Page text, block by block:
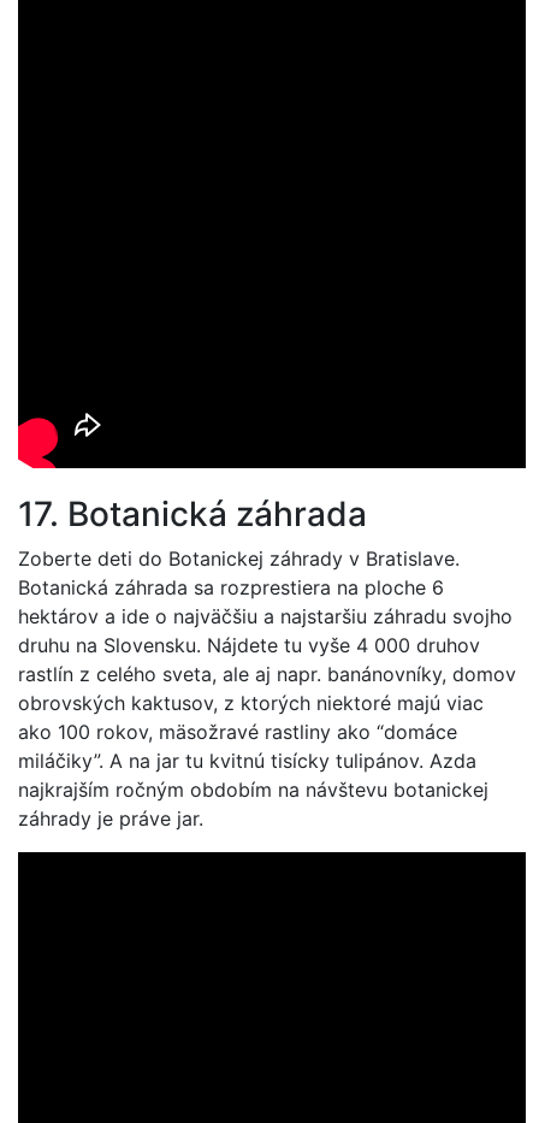
17. Botanická záhrada
Zoberte deti do Botanickej záhrady v Bratislave.
Botanická záhrada sa rozprestiera na ploche 6
hektárov a ide o najväčšiu a najstaršiu záhradu svojho
druhu na Slovensku. Nájdete tu vyše 4 000 druhov
rastlín z celého sveta, ale aj napr. banánovníky, domov
obrovských kaktusov, z ktorých niektoré majú viac
ako 100 rokov, mäsožravé rastliny ako “domáce
miláčiky”. A na jar tu kvitnú tisícky tulipánov. Azda
najkrajším ročným obdobím na návštevu botanickej
záhrady je práve jar.